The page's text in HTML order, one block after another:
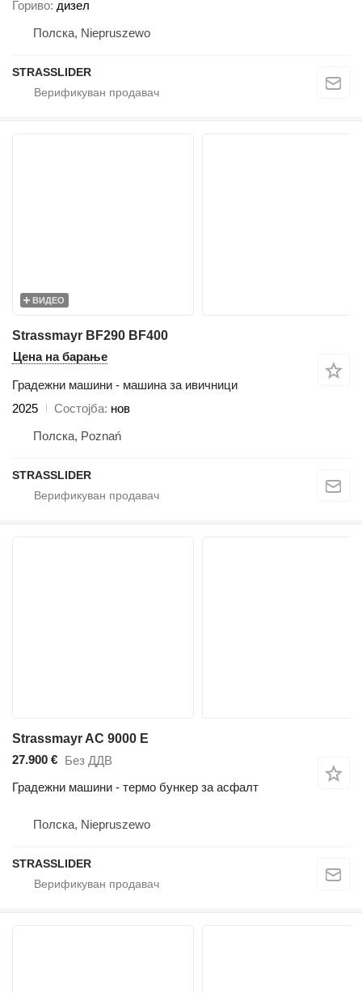
Гориво дизел
Полска, Niepruszewo
STRASSLIDER
ВИДЕО
Strassmayr BF290 BF400
Цена на барање
Градежни машини - машина за ивичници
2025
Состојба нов
Полска, Poznań
STRASSLIDER
Strassmayr AC 9000 E
27.900 € Без ДДВ
Градежни машини - термо бункер за асфалт
Полска, Niepruszewo
STRASSLIDER